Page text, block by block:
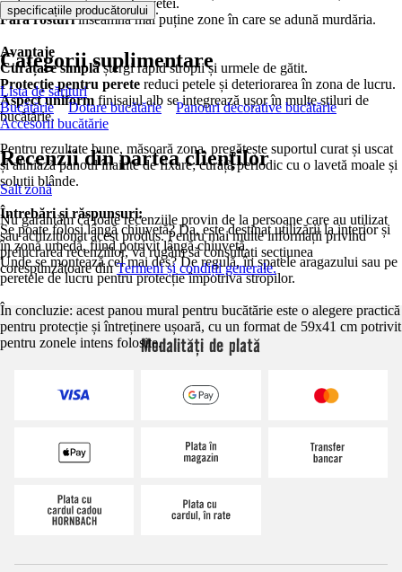
inclusiv în apropierea chiuvetei.
Fără rosturiînseamnă mai puține zone în care se adună murdăria.
Avantaje
Curățare simplăștergi rapid stropii și urmele de gătit.
Protecție pentru perete reduci petele și deteriorarea în zona de lucru.
Aspect uniform finisajul alb se integrează ușor în multe stiluri de
bucătărie.
Pentru rezultate bune, măsoară zona, pregătește suportul curat și uscat
și aliniază panoul înainte de fixare; curăță periodic cu o lavetă moale și
soluții blânde.
Întrebări și răspunsuri:
Se poate folosi lângă chiuvetă? Da, este destinat utilizării la interior și
în zonă umedă, fiind potrivit lângă chiuvetă.
Unde se montează cel mai des? De regulă, în spatele aragazului sau pe
peretele de lucru pentru protecție împotriva stropilor.
În concluzie: acest panou mural pentru bucătărie este o alegere practică
pentru protecție și întreținere ușoară, cu un format de 59x41 cm potrivit
pentru zonele intens folosite.
specificațiile producătorului .
Categorii suplimentare
Lista de sărituri
Bucătărie
Dotare bucătărie
Panouri decorative bucătărie
Accesorii bucătărie
Recenzii din partea clienților
Salt zonă
Nu garantăm că toate recenziile provin de la persoane care au utilizat
sau achiziționat acest produs. Pentru mai multe informații privind
prelucrarea recenziilor, vă rugăm să consultați secțiunea
corespunzătoare dinTermeni și condiții generale.
Modalități de plată